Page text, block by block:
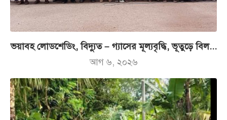
ভয়াবহ লোডশেডিং, বিদ্যুত – গ্যাসের মূল্যবৃদ্ধি, ভূতুড়ে বিল...
আগ ৬, ২০২৬